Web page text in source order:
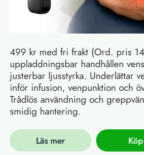
499 kr med fri frakt (Ord. pris
uppladdningsbar handhållen
justerbar ljusstyrka. Underlättar
inför infusion, venpunktion och
Trådlös användning och
smidig hantering.
Läs mer Köp